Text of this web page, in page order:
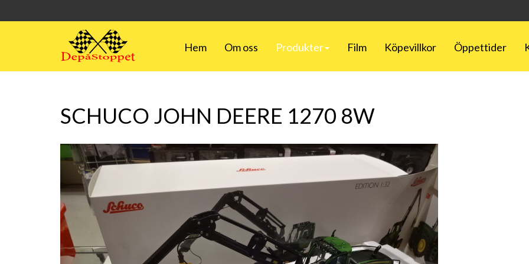
Hem Om oss Produkter Film Köpevillkor Öppettider
SCHUCO JOHN DEERE 1270 8W